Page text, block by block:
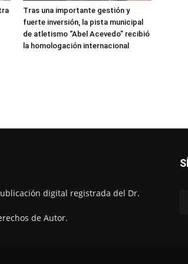
Tras una importante gestión y
fuerte inversión, la pista municipal
de atletismo “Abel Acevedo” recibió
la homologación internacional
digital registrada del Dr.
de Autor.